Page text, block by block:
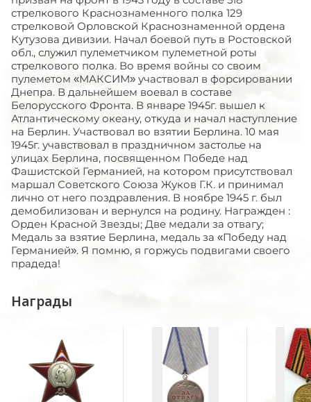
стрелкового Краснознаменного полка 129
стрелковой Орловской Краснознаменной ордена
Кутузова дивизии. Начал боевой путь в Ростовской
обл., служил пулеметчиком пулеметной роты
стрелкового полка. Во время войны со своим
пулеметом «МАКСИМ» участвовал в форсировании
Днепра. В дальнейшем воевал в составе
Белорусского Фронта. В январе 1945г. вышел к
Атлантическому океану, откуда и начал наступление
на Берлин. Участвовал во взятии Берлина. 10 мая
1945г. учавствовал в праздничном застолье на
улицах Берлина, посвященном Победе над
Фашистской Германией, на котором присутствовал
маршал Советского Союза Жуков Г.К. и принимал
лично от него поздравления. В ноябре 1945 г. был
демобилизован и вернулся на родину. Награжден :
Орден Красной Звезды; Две медали за отвагу;
Медаль за взятие Берлина, медаль за «Победу над
Германией». Я помню, я горжусь подвигами своего
прадеда!
Награды